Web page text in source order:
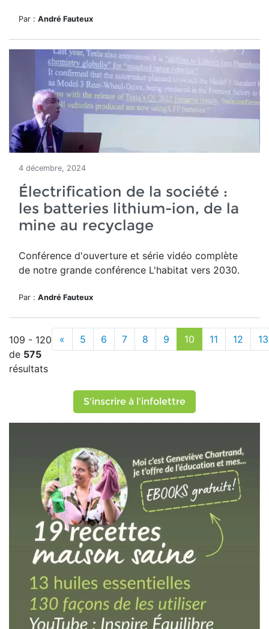
Par : André Fauteux
4 décembre, 2024
Électrification de la société :
les batteries lithium-ion, de la
mine au recyclage
Conférence d'ouverture et série vidéo complète
de notre grande conférence L'habitat vers 2030.
Par : André Fauteux
109 - 120
de 575
résultats
« 5 6 7 8 9 10 11 12 13
S'inscrire à l'infolettre